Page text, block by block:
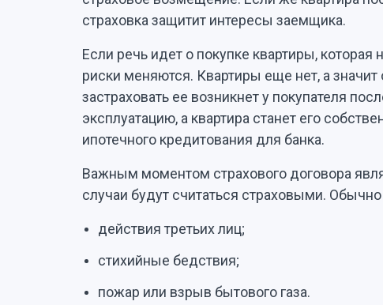
страховка защитит интересы заемщика.
Если речь идет о покупке квартиры, которая
риски меняются. Квартиры еще нет, а
застраховать ее возникнет у покупателя
эксплуатацию, а квартира станет его
ипотечного кредитования для банка.
Важным моментом страхового договора
случаи будут считаться страховыми. Обычно
действия третьих лиц;
стихийные бедствия;
пожар или взрыв бытового газа.